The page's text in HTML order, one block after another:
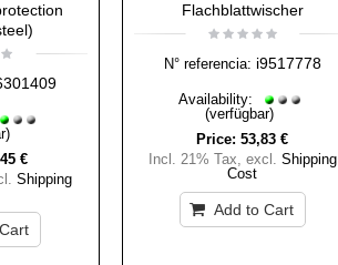
€
Shipping
Flachblattwischer
N° referencia: i9517778
Availability:
(verfügbar)
Price: 53,83 €
Incl. 21% Tax, excl. Shipping
Cost
Add to Cart